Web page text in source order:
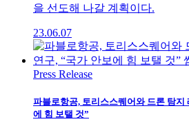
을 선도해 나갈 계획이다.
23.06.07
Press Release
파블로항공, 토리스스퀘어와 드론 탐지
에 힘 보탤 것”